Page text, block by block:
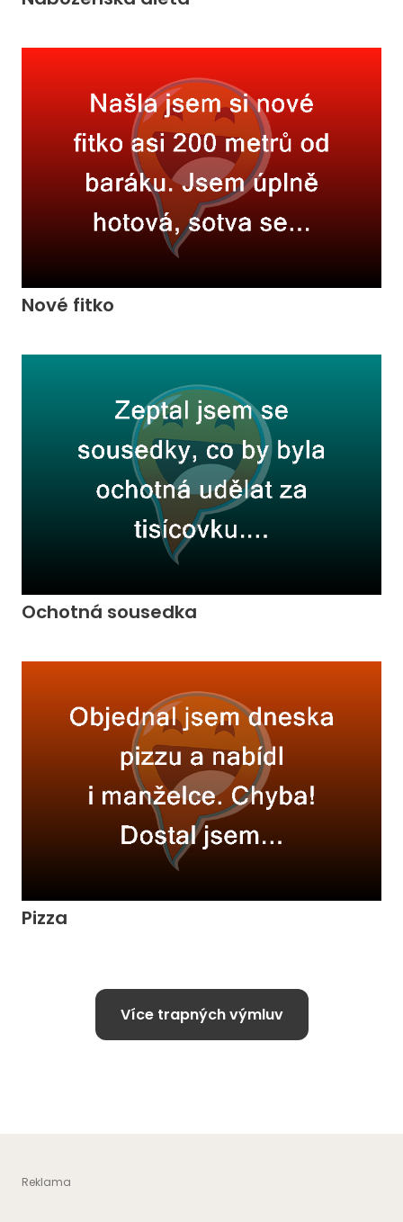
Nové fitko
Ochotná sousedka
Pizza
Více trapných výmluv